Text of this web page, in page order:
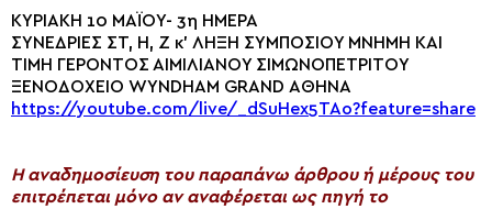
ΚΥΡΙΑΚΗ 10 ΜΑΪΟΥ- 3η ΗΜΕΡΑ
ΣΥΝΕΔΡΙΕΣ ΣΤ, Η, Ζ κ’ ΛΗΞΗ ΣΥΜΠΟΣΙΟΥ MNHMH KAI
TIMH ΓΕΡΟΝΤΟΣ ΑΙΜΙΛΙΑΝΟΥ ΣΙΜΩΝΟΠΕΤΡΙΤΟΥ
ΞΕΝΟΔΟΧΕΙΟ WYNDHAM GRAND ΑΘΗΝΑ
https://youtube.com/live/_dSuHex5TAo?feature=share
H αναδημοσίευση του παραπάνω άρθρου ή μέρους του
επιτρέπεται μόνο αν αναφέρεται ως πηγή το